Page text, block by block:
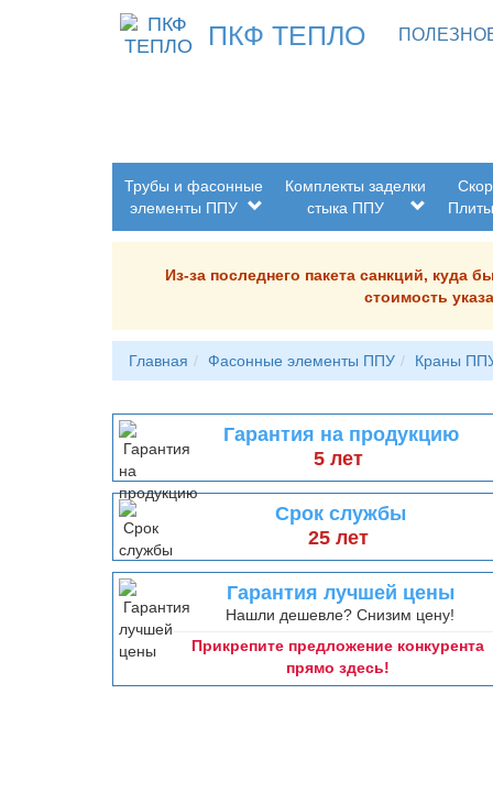
ПКФ ТЕПЛО
Трубы и фасонные
элементы ППУ
Комплекты заделки
стыка ППУ
Из-за последнего пакета санкций,
стоимость
Главная Фасонные элементы ППУ Краны
Гарантия на продукцию
5 лет
Срок службы
25 лет
Гарантия лучшей цены
Нашли дешевле? Снизим цену!
Прикрепите предложение конкурента
прямо здесь!